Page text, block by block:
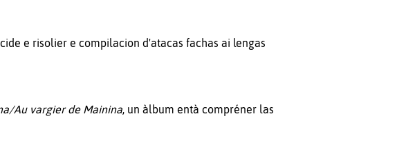
e risolier e compilacion d'atacas fachas ai lengas
Au vargier de Mainina , un àlbum entà compréner las